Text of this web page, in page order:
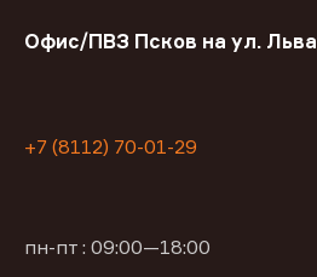
Офис/ПВЗ Псков на ул.
+7 (8112) 70-01-29
пн-пт : 09:00—18:00